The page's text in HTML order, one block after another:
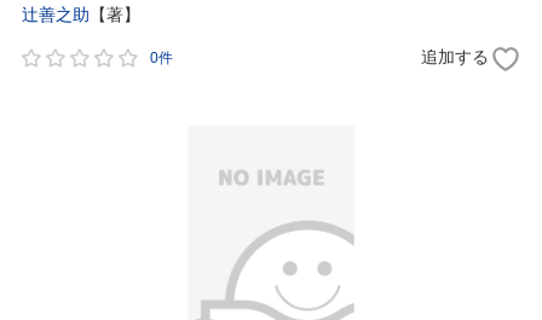
辻善之助 【著】
0件 追加する